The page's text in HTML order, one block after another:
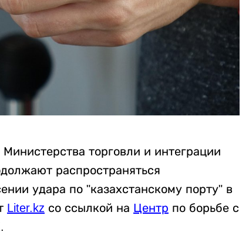
торговли и интеграции
распространяться
удара по "казахстанскому порту" в
Liter.kz со ссылкой на Центр по борьбе с